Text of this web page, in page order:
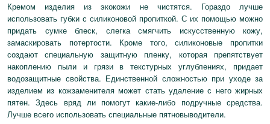
Кремом изделия из экокожи не чистятся. Гораздо лучше
использовать губки с силиконовой пропиткой. С их помощью можно
придать сумке блеск, слегка смягчить искусственную кожу,
замаскировать потертости. Кроме того, силиконовые пропитки
создают специальную защитную пленку, которая препятствует
накоплению пыли и грязи в текстурных углублениях, придает
водозащитные свойства. Единственной сложностью при уходе за
изделием из кожзаменителя может стать удаление с него жирных
пятен. Здесь вряд ли помогут какие-либо подручные средства.
Лучше всего использовать специальные пятновыводители.